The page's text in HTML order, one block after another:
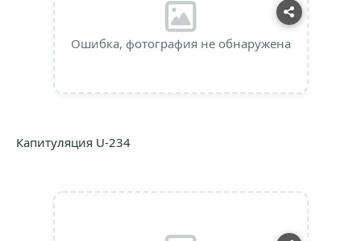
Ошибка, фотография не обнаружена
Капитуляция U-234